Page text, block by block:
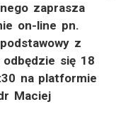
zaprasza
on-line pn.
z
się 18
na platformie
Maciej